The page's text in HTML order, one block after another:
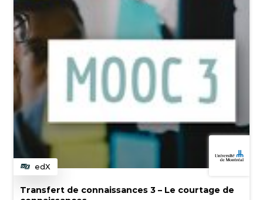
Transfert de connaissances 3 – Le courtage de
Catégorie
edX